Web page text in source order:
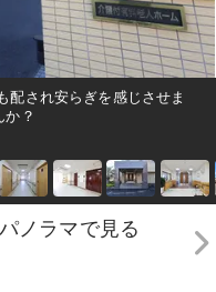
配され安らぎを感じさせま
か？
ノラマで見る